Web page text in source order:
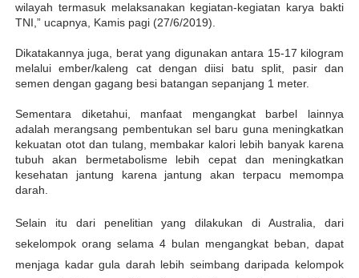
wilayah termasuk melaksanakan kegiatan-kegiatan karya bakti
TNI,” ucapnya, Kamis pagi (27/6/2019).
Dikatakannya juga, berat yang digunakan antara 15-17 kilogram
melalui ember/kaleng cat dengan diisi batu split, pasir dan
semen dengan gagang besi batangan sepanjang 1 meter.
Sementara diketahui, manfaat mengangkat barbel lainnya
adalah merangsang pembentukan sel baru guna meningkatkan
kekuatan otot dan tulang, membakar kalori lebih banyak karena
tubuh akan bermetabolisme lebih cepat dan meningkatkan
kesehatan jantung karena jantung akan terpacu memompa
darah.
Selain itu dari penelitian yang dilakukan di Australia, dari
sekelompok orang selama 4 bulan mengangkat beban, dapat
menjaga kadar gula darah lebih seimbang daripada kelompok